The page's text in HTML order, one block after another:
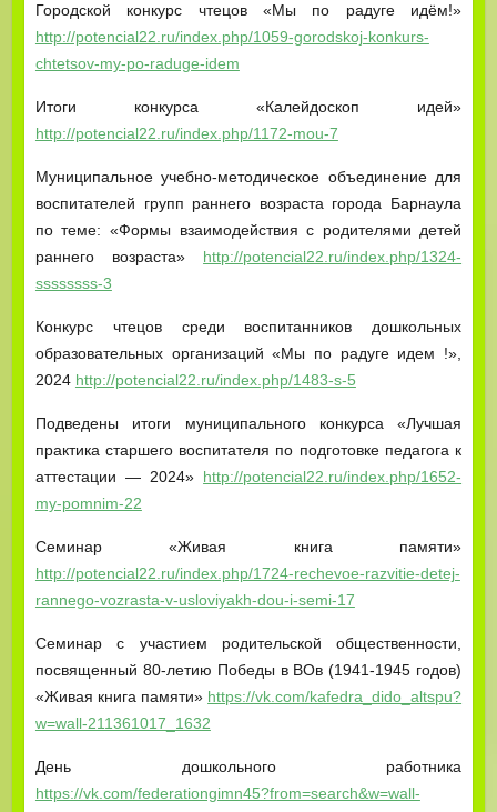
Городской конкурс чтецов «Мы по радуге идём!»
http://potencial22.ru/index.php/1059-gorodskoj-konkurs-
chtetsov-my-po-raduge-idem
Итоги конкурса «Калейдоскоп идей»
http://potencial22.ru/index.php/1172-mou-7
Муниципальное учебно-методическое объединение для
воспитателей групп раннего возраста города Барнаула
по теме: «Формы взаимодействия с родителями детей
раннего возраста» http://potencial22.ru/index.php/1324-
ssssssss-3
Конкурс чтецов среди воспитанников дошкольных
образовательных организаций «Мы по радуге идем !»,
2024 http://potencial22.ru/index.php/1483-s-5
Подведены итоги муниципального конкурса «Лучшая
практика старшего воспитателя по подготовке педагога к
аттестации — 2024» http://potencial22.ru/index.php/1652-
my-pomnim-22
Семинар «Живая книга памяти»
http://potencial22.ru/index.php/1724-rechevoe-razvitie-detej-
rannego-vozrasta-v-usloviyakh-dou-i-semi-17
Семинар с участием родительской общественности,
посвященный 80-летию Победы в ВОв (1941-1945 годов)
«Живая книга памяти» https://vk.com/kafedra_dido_altspu?
w=wall-211361017_1632
День дошкольного работника
https://vk.com/federationgimn45?from=search&w=wall-